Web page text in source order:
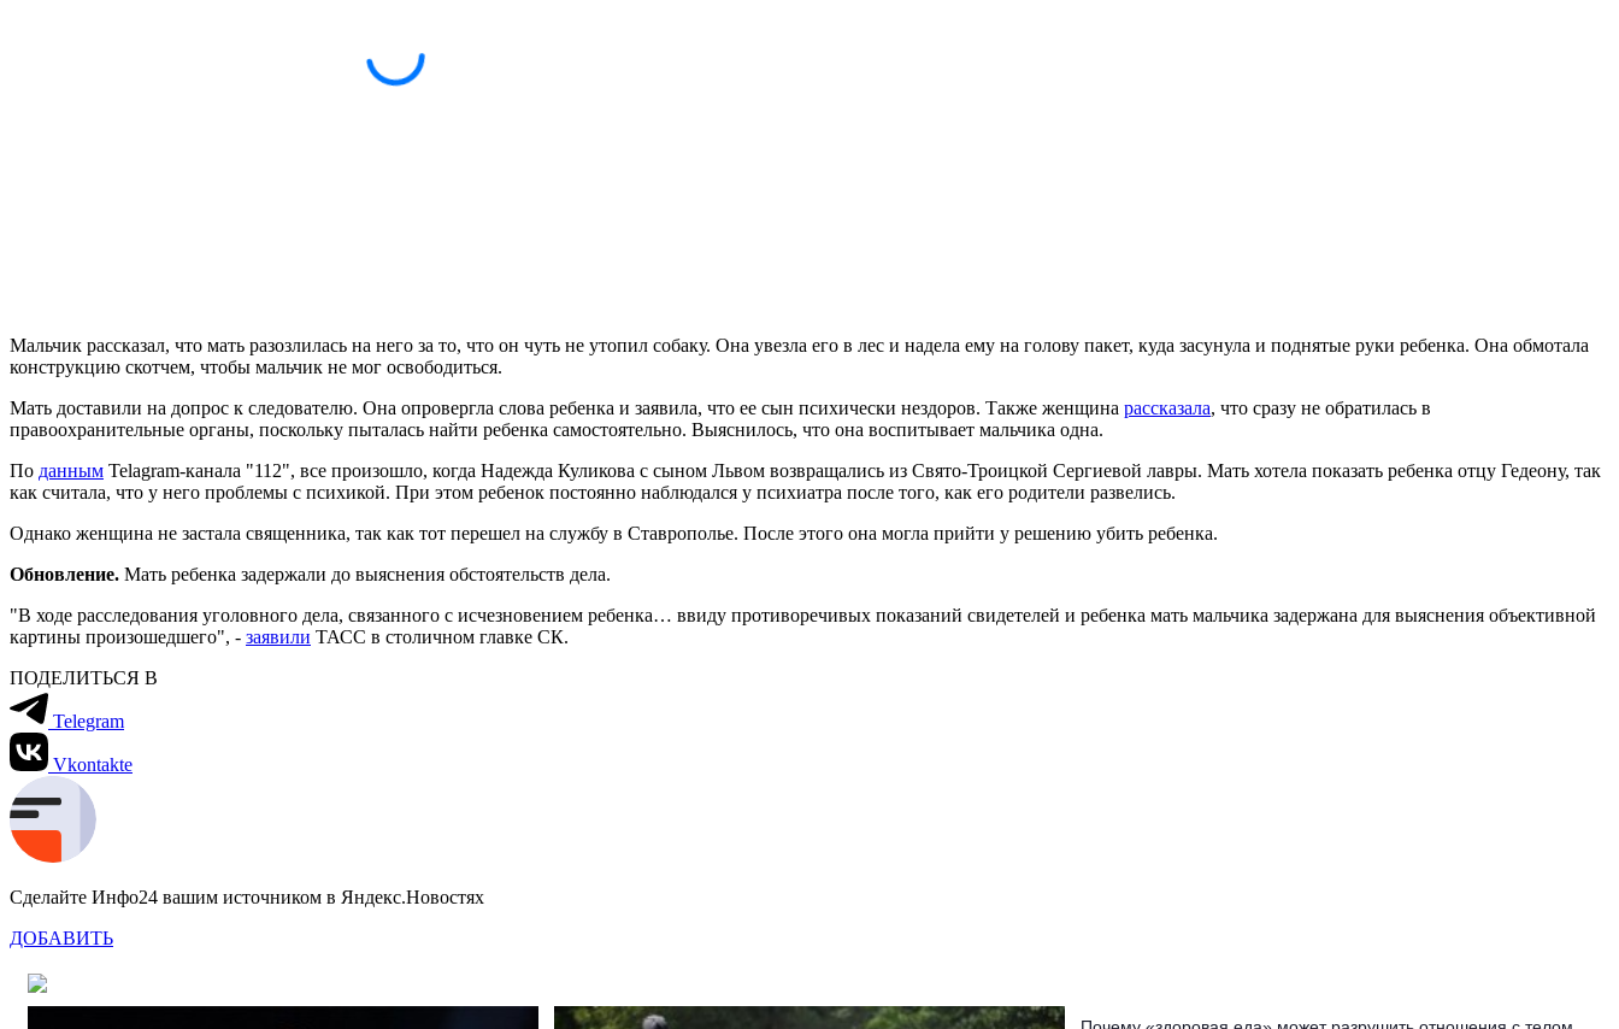
Мальчик рассказал, что мать разозлилась на него за то, что он чуть не утопил собаку. Она увезла его в лес и надела ему на голову пакет, куда засунула и поднятые руки ребенка. Она обмотала
конструкцию скотчем, чтобы мальчик не мог освободиться.
Мать доставили на допрос к следователю. Она опровергла слова ребенка и заявила, что ее сын психически нездоров. Также женщина рассказала, что сразу не обратилась в
правоохранительные органы, поскольку пыталась найти ребенка самостоятельно. Выяснилось, что она воспитывает мальчика одна.
По данным Telagram-канала "112", все произошло, когда Надежда Куликова с сыном Львом возвращались из Свято-Троицкой Сергиевой лавры. Мать хотела показать ребенка отцу Гедеону, так
как считала, что у него проблемы с психикой. При этом ребенок постоянно наблюдался у психиатра после того, как его родители развелись.
Однако женщина не застала священника, так как тот перешел на службу в Ставрополье. После этого она могла прийти у решению убить ребенка.
Обновление. Мать ребенка задержали до выяснения обстоятельств дела.
"В ходе расследования уголовного дела, связанного с исчезновением ребенка… ввиду противоречивых показаний свидетелей и ребенка мать мальчика задержана для выяснения объективной
картины произошедшего", - заявили ТАСС в столичном главке СК.
ПОДЕЛИТЬСЯ В
Telegram
Vkontakte
Сделайте Инфо24 вашим источником в Яндекс.Новостях
ДОБАВИТЬ